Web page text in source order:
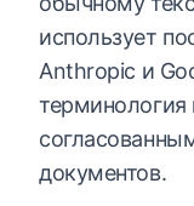
использует
Anthropic и
терминология
документов.